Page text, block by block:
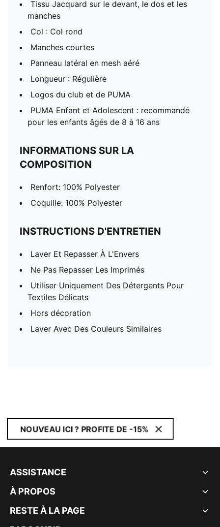
Tissu Jacquard sur le devant, le dos et les
manches
Col : Col rond
Manches courtes
Panneau latéral en mesh aéré
Longueur : Régulière
Logos du club et de PUMA
PUMA Enfant et Adolescent : recommandé
pour les enfants âgés de 8 à 16 ans
INFORMATIONS SUR LA
COMPOSITION
Renfort: 100% Polyester
Coquille: 100% Polyester
INSTRUCTIONS D'ENTRETIEN
Laver Et Repasser À L'Envers
Ne Pas Repasser Les Imprimés
Utiliser Uniquement Des Détergents Pour
Textiles Délicats
Hors décoration
Laver Avec Des Couleurs Similaires
NOUVEAU ICI ? PROFITE DE -15%
ASSISTANCE
À PROPOS
RESTE À LA PAGE